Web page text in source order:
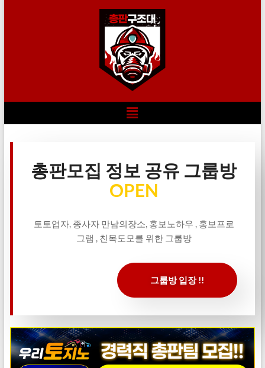
총판모집 정보 공유 그룹방
OPEN
토토업자, 종사자 만남의장소, 홍보노하우 , 홍보프로
그램 , 친목도모를 위한 그룹방
그룹방 입장 !!